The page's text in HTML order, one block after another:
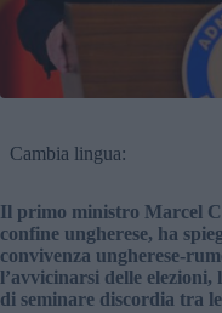
Cambia lingua:
Il primo ministro Marcel
confine ungherese, ha
convivenza ungherese-
l’avvicinarsi delle
di seminare discordia tra